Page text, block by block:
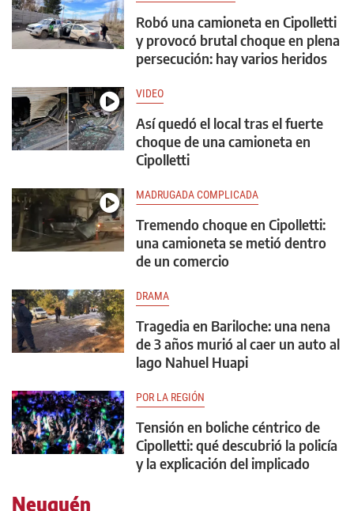
Robó una camioneta en Cipolletti
y provocó brutal choque en plena
persecución: hay varios heridos
VIDEO
Así quedó el local tras el fuerte
choque de una camioneta en
Cipolletti
MADRUGADA COMPLICADA
Tremendo choque en Cipolletti:
una camioneta se metió dentro
de un comercio
DRAMA
Tragedia en Bariloche: una nena
de 3 años murió al caer un auto al
lago Nahuel Huapi
POR LA REGIÓN
Tensión en boliche céntrico de
Cipolletti: qué descubrió la policía
y la explicación del implicado
Neuquén